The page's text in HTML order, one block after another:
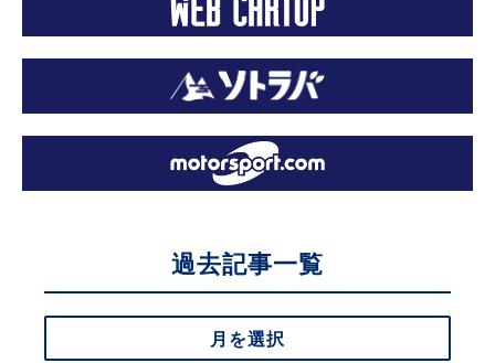
過去記事一覧
月を選択